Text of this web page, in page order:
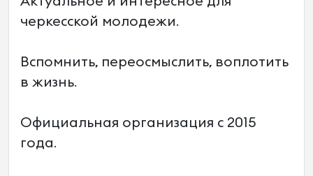
черкесской молодежи.
Вспомнить, переосмыслить, воплотить
в жизнь.
Официальная организация с 2015
года.